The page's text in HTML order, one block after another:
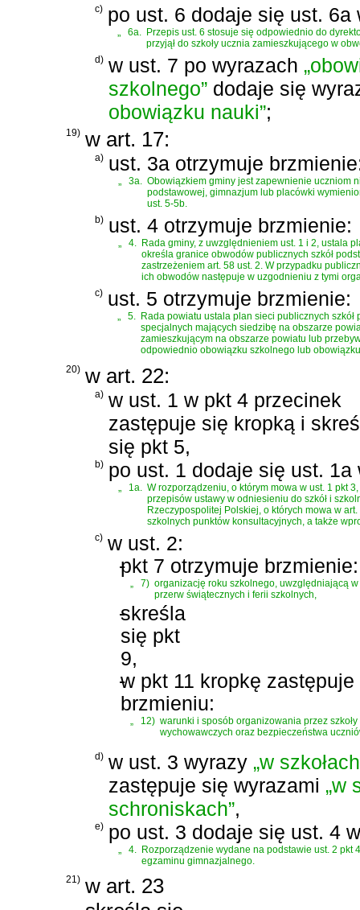
c) po ust. 6 dodaje się ust. 6a
„ 6a. Przepis ust. 6 stosuje się odpowiednio do
przyjął do szkoły ucznia zamieszkującego w
d) w ust. 7 po wyrazach
szkolnego” dodaje się
obowiązku nauki”;
19) w art. 17:
a) ust. 3a otrzymuje
„ 3a. Obowiązkiem gminy jest zapewnienie uczniom
podstawowej, gimnazjum lub placówki
ust. 5-5b.
b) ust. 4 otrzymuje brzmienie:
„ 4. Rada gminy, z uwzględnieniem ust. 1 i 2, ustala
określa granice obwodów publicznych szkół
zastrzeżeniem art. 58 ust. 2. W przypadku
ich obwodów następuje w uzgodnieniu z tymi
c) ust. 5 otrzymuje brzmienie:
„ 5. Rada powiatu ustala plan sieci publicznych
specjalnych mających siedzibę na obszarze
zamieszkującym na obszarze powiatu lub
odpowiednio obowiązku szkolnego lub
20) w art. 22:
a) w ust. 1 w pkt 4 przecinek
zastępuje się kropką i
się pkt 5,
b) po ust. 1 dodaje się ust. 1a
1a.
W rozporządzeniu, o którym mowa w ust. 1 pkt
przepisów ustawy w odniesieniu do szkół i
Rzeczypospolitej Polskiej, o których mowa w
szkolnych punktów konsultacyjnych, a także
c) w ust. 2:
-
pkt 7 otrzymuje brzmienie:
7) organizację roku szkolnego, uwzględniającą
przerw świątecznych i ferii szkolnych,
-
skreśla
się pkt
9,
-
w pkt 11 kropkę
brzmieniu:
„ 12) warunki i sposób organizowania przez
wychowawczych oraz bezpieczeństwa
d) w ust. 3 wyrazy „w
zastępuje się wyrazami „w
schroniskach”,
e) po ust. 3 dodaje się ust. 4
4.
Rozporządzenie wydane na podstawie ust. 2
egzaminu gimnazjalnego.
21) w art. 23